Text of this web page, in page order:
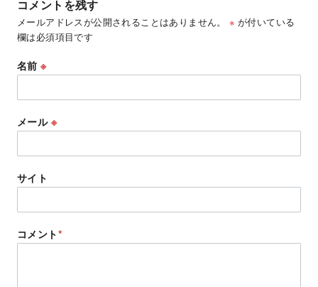
コメントを残す
メールアドレスが公開されることはありません。 ※ が付いている
欄は必須項目です
名前※
メール ※
サイト
コメント*